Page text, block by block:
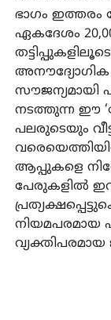
ഭാഗം
ഏകദേശം
സൗജന്യമായി
നടത്തുന്ന ഈ
പലരുടെയും
ആപ്പുകളെ
പേരുകളില്‍
നിയമപരമായ